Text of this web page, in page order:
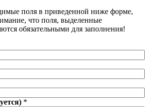
поля в приведенной ниже форме,
что поля, выделенные
обязательными для заполнения!
*